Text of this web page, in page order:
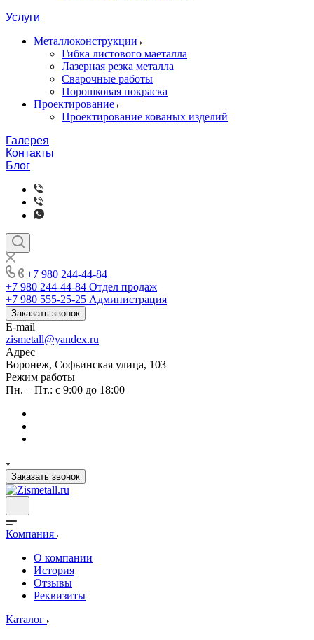
Услуги
Металлоконструкции
Гибка листового маеталла
Лазерная резка металла
Сварочные работы
Порошковая покраска
Проектирование
Проектирование кованых изделий
Галерея
Контакты
Блог
+7 980 244-44-84
+7 980 244-44-84 Отдел продаж
+7 980 555-25-25 Администрация
Заказать звонок
E-mail
zismetall@yandex.ru
Адрес
Воронеж, Софьинская улица, 103
Режим работы
Пн. – Пт.: с 9:00 до 18:00
Заказать звонок
Компания
О компании
История
Отзывы
Реквизиты
Каталог